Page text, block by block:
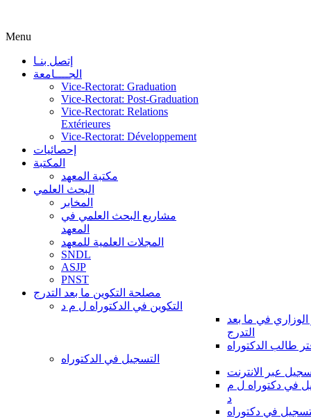
Menu
إتصل بنـا
الجــــامعة
Vice-Rectorat: Graduation
Vice-Rectorat: Post-Graduation
Vice-Rectorat: Relations
Extérieures
Vice-Rectorat: Développement
إحصائيات
المكتبة
مكتبة المعهد
البحث العلمي
المخابر
مشاريع البحث العلمي في
المعهد
المجلات العلمية للمعهد
SNDL
ASJP
PNST
مصلحة التكوين ما بعد التدرج
التكوين في الدكتوراه ل م د
الوزاري في ما بعد
التدرج
طالب الدكتوراه
التسجيل في الدكتوراه
عبر الانترنت
في دكتوراه ل م
د
في دكتوراه